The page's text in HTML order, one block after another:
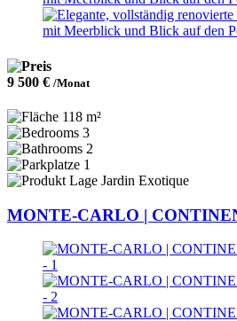
9 500 € /Monat
118 m²
3
2
1
Jardin Exotique
MONTE-CARLO |